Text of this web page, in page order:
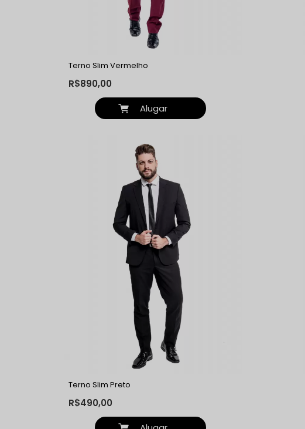
Terno Slim Vermelho
R$890,00
Alugar
Terno Slim Preto
R$490,00